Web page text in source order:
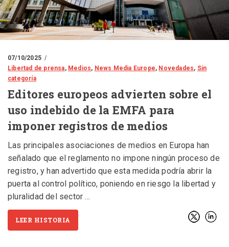
07/10/2025
Libertad de prensa, Medios, News Media Europe, Novedades, Sin
categoría
Editores europeos advierten sobre el
uso indebido de la EMFA para
imponer registros de medios
Las principales asociaciones de medios en Europa han
señalado que el reglamento no impone ningún proceso de
registro, y han advertido que esta medida podría abrir la
puerta al control político, poniendo en riesgo la libertad y
pluralidad del sector
LEER HISTORIA